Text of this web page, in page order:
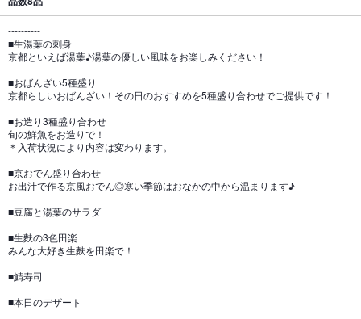
----------
■生湯葉の刺身
京都といえば湯葉♪湯葉の優しい風味をお楽しみください！
■おばんざい5種盛り
京都らしいおばんざい！その日のおすすめを5種盛り合わせでご提供です！
■お造り3種盛り合わせ
旬の鮮魚をお造りで！
＊入荷状況により内容は変わります。
■京おでん盛り合わせ
お出汁で作る京風おでん◎寒い季節はおなかの中から温まります♪
■豆腐と湯葉のサラダ
■生麩の3色田楽
みんな大好き生麩を田楽で！
■鯖寿司
■本日のデザート